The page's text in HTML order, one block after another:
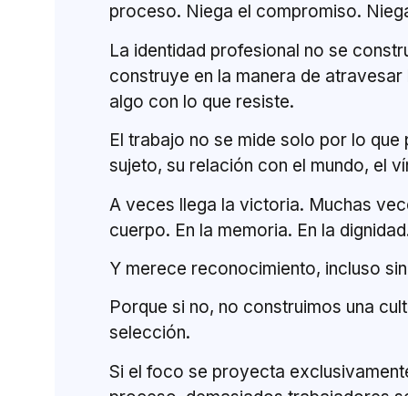
proceso. Niega el compromiso.
La identidad profesional no se
construye en la manera de
algo con lo que resiste.
El trabajo no se mide solo por lo
sujeto, su relación con el mundo, el
A veces llega la victoria. Muchas
cuerpo. En la memoria. En la
Y merece reconocimiento, incluso
Porque si no, no construimos una
selección.
Si el foco se proyecta